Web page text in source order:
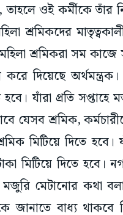
ওই কর্মীকে তাঁর
শ্রমিকদের
শ্রমিকরা সম
করে দিয়েছে
যাঁরা প্রতি সপ্তাহে
যেসব শ্রমিক,
মিটিয়ে দিতে হবে।
মিটিয়ে দিতে হবে।
মেটানোর কথা
জানাতে বাধ্য